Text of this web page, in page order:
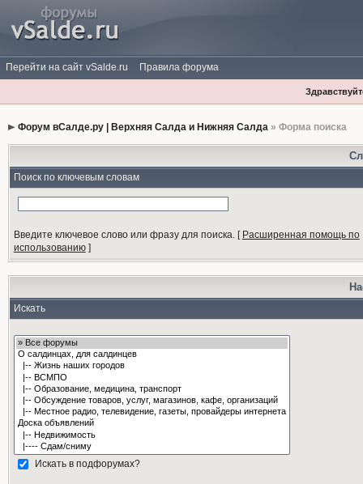
Перейти на сайт vSalde.ru Правила форума
Форум вСалде.ру | Верхняя Салда и Нижняя Салда» Форма поиска
Поиск по ключевым словам
Введите ключевое слово или фразу для поиска.[ Расширенная помощь по
использованию]
Искать
Искать в подфорумах?